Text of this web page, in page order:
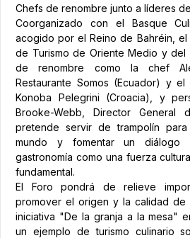
Chefs de renombre junto a líderes
Coorganizado con el Basque
acogido por el Reino de Bahréin, el
de Turismo de Oriente Medio y del
de renombre como la chef
Restaurante Somos (Ecuador) y
Konoba Pelegrini (Croacia), y
Brooke-Webb, Director
pretende servir de trampolín
mundo y fomentar un
gastronomía como una fuerza
fundamental.
El Foro pondrá de relieve
promover el origen y la calidad de
iniciativa "De la granja a la mesa"
un ejemplo de turismo culinario